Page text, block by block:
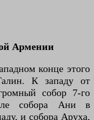
Армении
конце этого
К западу от
собор 7-го
собора Ани в
и собора Аруха,